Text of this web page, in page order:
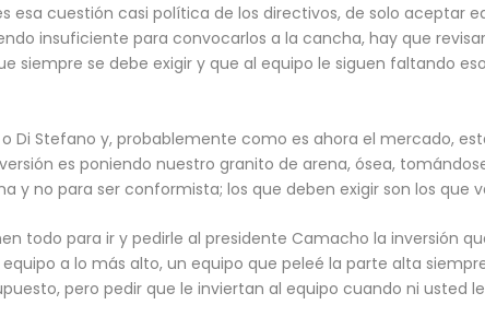
esa cuestión casi política de los directivos, de solo aceptar
insuficiente para convocarlos a la cancha, hay que
siempre se debe exigir y que al equipo le siguen faltando
Di Stefano y, probablemente como es ahora el mercado,
es poniendo nuestro granito de arena, ósea,
y no para ser conformista; los que deben exigir son los que
todo para ir y pedirle al presidente Camacho la inversión
a lo más alto, un equipo que peleé la parte alta
pero pedir que le inviertan al equipo cuando ni